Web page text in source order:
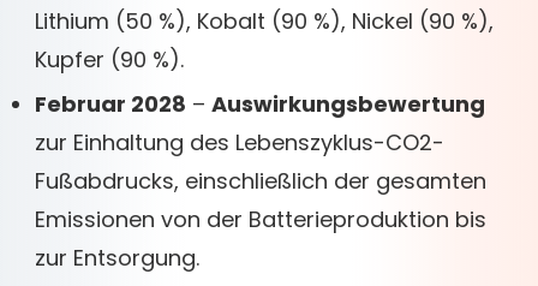
Lithium (50 %), Kobalt (90 %), Nickel (90 %),
Kupfer (90 %).
Februar 2028 – Auswirkungsbewertung
zur Einhaltung des Lebenszyklus-CO2-
Fußabdrucks, einschließlich der gesamten
Emissionen von der Batterieproduktion bis
zur Entsorgung.